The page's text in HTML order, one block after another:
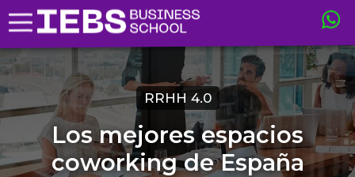
RRHH 4.0
Los mejores espacios
coworking de España